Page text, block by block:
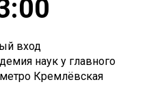
вход
наук у главного
Кремлёвская